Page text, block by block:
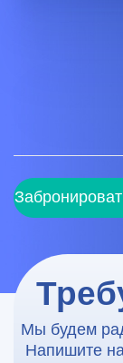
Мы будем
Напишите